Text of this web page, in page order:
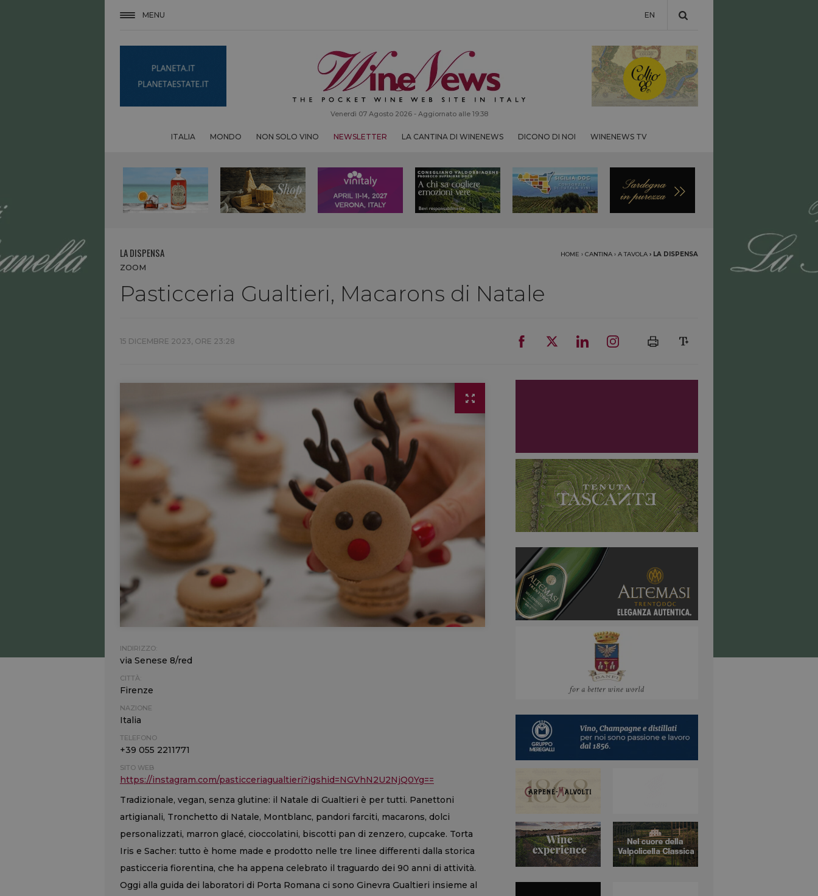
MENU EN
Venerdì 07 Agosto 2026 - Aggiornato alle 19:38
ITALIA MONDO NON SOLO VINO NEWSLETTER LA CANTINA DI WINENEWS DICONO DI NOI WINENEWS TV
LA DISPENSA HOME › CANTINA › A TAVOLA › LA DISPENSA
ZOOM
Pasticceria Gualtieri, Macarons di Natale
15 DICEMBRE 2023, ORE 23:28
INDIRIZZO:
via Senese 8/red
CITTÀ:
Firenze
NAZIONE
Italia
TELEFONO
+39 055 2211771
SITO WEB
https://instagram.com/pasticceriagualtieri?igshid=NGVhN2U2NjQ0Yg==
Tradizionale, vegan, senza glutine: il Natale di Gualtieri è per tutti. Panettoni
artigianali, Tronchetto di Natale, Montblanc, pandori farciti, macarons, dolci
personalizzati, marron glacé, cioccolatini, biscotti pan di zenzero, cupcake. Torta
Iris e Sacher: tutto è home made e prodotto nelle tre linee differenti dalla storica
pasticceria fiorentina, che ha appena celebrato il traguardo dei 90 anni di attività.
Oggi alla guida dei laboratori di Porta Romana ci sono Ginevra Gualtieri insieme al